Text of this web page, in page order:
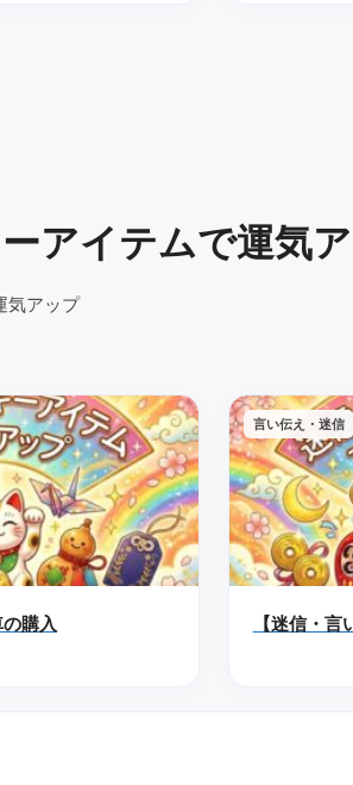
アイテムで運気
気アップ
購入
言い伝え・迷信
【迷信・